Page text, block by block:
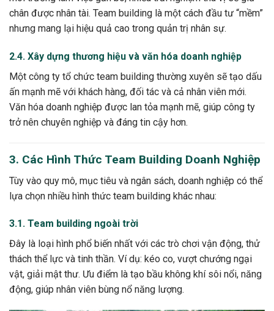
chân được nhân tài. Team building là một cách đầu tư “mềm”
nhưng mang lại hiệu quả cao trong quản trị nhân sự.
2.4. Xây dựng thương hiệu và văn hóa doanh nghiệp
Một công ty tổ chức team building thường xuyên sẽ tạo dấu
ấn mạnh mẽ với khách hàng, đối tác và cả nhân viên mới.
Văn hóa doanh nghiệp được lan tỏa mạnh mẽ, giúp công ty
trở nên chuyên nghiệp và đáng tin cậy hơn.
3. Các Hình Thức Team Building Doanh Nghiệp
Tùy vào quy mô, mục tiêu và ngân sách, doanh nghiệp có thể
lựa chọn nhiều hình thức team building khác nhau:
3.1. Team building ngoài trời
Đây là loại hình phổ biến nhất với các trò chơi vận động, thử
thách thể lực và tinh thần. Ví dụ: kéo co, vượt chướng ngại
vật, giải mật thư. Ưu điểm là tạo bầu không khí sôi nổi, năng
động, giúp nhân viên bùng nổ năng lượng.